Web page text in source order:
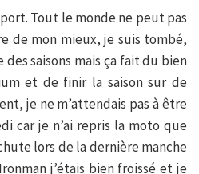
Tout le monde ne peut pas
de mon mieux, je suis tombé,
saisons mais ça fait du bien
et de finir la saison sur de
je ne m’attendais pas à être
car je n’ai repris la moto que
lors de la dernière manche
j’étais bien froissé et je